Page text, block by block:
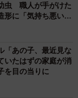
虫 職人が手がけた
に「気持ち悪いく
「あの子、最近見な
いたはずの家庭が消
を目の当りに